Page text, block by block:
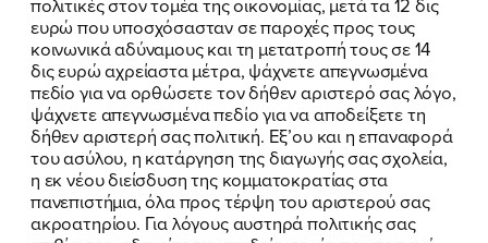
ευρώ που υποσχόσασταν σε παροχές προς τους
κοινωνικά αδύναμους και τη μετατροπή τους σε 14
δις ευρώ αχρείαστα μέτρα, ψάχνετε απεγνωσμένα
πεδίο για να ορθώσετε τον δήθεν αριστερό σας λόγο,
ψάχνετε απεγνωσμένα πεδίο για να αποδείξετε τη
δήθεν αριστερή σας πολιτική. Εξ’ου και η επαναφορά
του ασύλου, η κατάργηση της διαγωγής σας σχολεία,
η εκ νέου διείσδυση της κομματοκρατίας στα
πανεπιστήμια, όλα προς τέρψη του αριστερού σας
ακροατηρίου. Για λόγους αυστηρά πολιτικής σας